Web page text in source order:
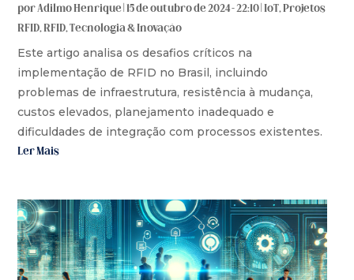
porAdilmo Henrique |15 de outubro de 2024 - 22:10 |IoT,Projetos
RFID,RFID,Tecnologia & Inovação
Este artigo analisa os desafios críticos na
implementação de RFID no Brasil, incluindo
problemas de infraestrutura, resistência à mudança,
custos elevados, planejamento inadequado e
dificuldades de integração com processos existentes.
Ler Mais